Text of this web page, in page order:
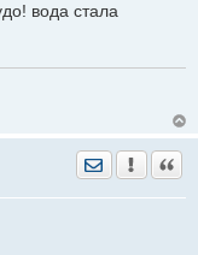
вода стала
Отправить